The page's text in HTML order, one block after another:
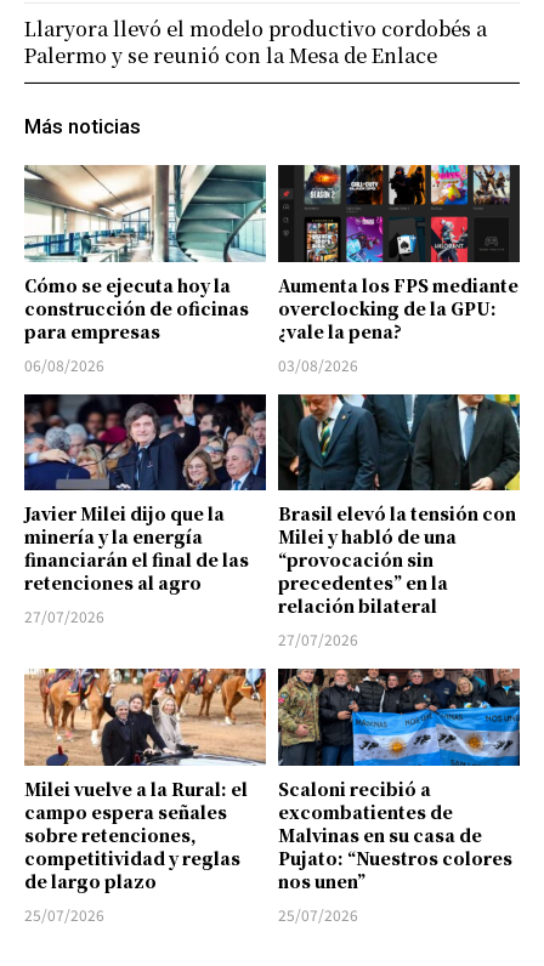
Más noticias
Cómo se ejecuta hoy la
construcción de oficinas
para empresas
06/08/2026
Aumenta los FPS mediante
overclocking de la GPU:
¿vale la pena?
03/08/2026
Javier Milei dijo que la
minería y la energía
financiarán el final de las
retenciones al agro
27/07/2026
Brasil elevó la tensión con
Milei y habló de una
“provocación sin
precedentes” en la
relación bilateral
27/07/2026
Milei vuelve a la Rural: el
campo espera señales
sobre retenciones,
competitividad y reglas
de largo plazo
25/07/2026
Scaloni recibió a
excombatientes de
Malvinas en su casa de
Pujato: “Nuestros colores
nos unen”
25/07/2026
Llaryora llevó el modelo productivo cordobés a
Palermo y se reunió con la Mesa de Enlace